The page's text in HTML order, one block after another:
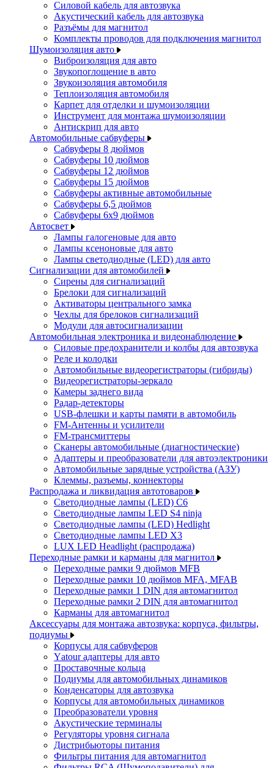
Силовой кабель для автозвука
Акустический кабель для автозвука
Разъёмы для магнитол
Комплекты проводов для подключения магнитол
Шумоизоляция авто
Виброизоляция для авто
Звукопоглощение в авто
Звукоизоляция автомобиля
Теплоизоляция автомобиля
Карпет для отделки и шумоизоляции
Инструмент для монтажа шумоизоляции
Антискрип для авто
Автомобильные сабвуферы
Сабвуферы 8 дюймов
Сабвуферы 10 дюймов
Сабвуферы 12 дюймов
Сабвуферы 15 дюймов
Сабвуферы активные автомобильные
Сабвуферы 6,5 дюймов
Сабвуферы 6x9 дюймов
Автосвет
Лампы галогеновые для авто
Лампы ксеноновые для авто
Лампы светодиодные (LED) для авто
Сигнализации для автомобилей
Сирены для сигнализаций
Брелоки для сигнализаций
Активаторы центрального замка
Чехлы для брелоков сигнализаций
Модули для автосигнализации
Автомобильная электроника и видеонаблюдение
Силовые предохранители и колбы для автозвука
Реле и колодки
Автомобильные видеорегистраторы (гибриды)
Видеорегистраторы-зеркало
Камеры заднего вида
Радар-детекторы
USB-флешки и карты памяти в автомобиль
FM-Антенны и усилители
FM-трансмиттеры
Сканеры автомобильные (диагностические)
Адаптеры и преобразователи для автоэлектроники
Автомобильные зарядные устройства (АЗУ)
Клеммы, разъемы, коннекторы
Распродажа и ликвидация автотоваров
Светодиодные лампы (LED) C6
Светодиодные лампы LED S4 ninja
Светодиодные лампы (LED) Hedlight
Светодиодные лампы LED X3
LUX LED Headlight (распродажа)
Переходные рамки и карманы для магнитол
Переходные рамки 9 дюймов MFB
Переходные рамки 10 дюймов MFA, MFAB
Переходные рамки 1 DIN для автомагнитол
Переходные рамки 2 DIN для автомагнитол
Карманы для автомагнитол
Аксессуары для монтажа автозвука: корпуса, фильтры,
подиумы
Корпусы для сабвуферов
Yаtour адаптеры для авто
Проставочные кольца
Подиумы для автомобильных динамиков
Конденсаторы для автозвука
Корпусы для автомобильных динамиков
Преобразователи уровня
Акустические терминалы
Регуляторы уровня сигнала
Дистрибьюторы питания
Фильтры питания для автомагнитол